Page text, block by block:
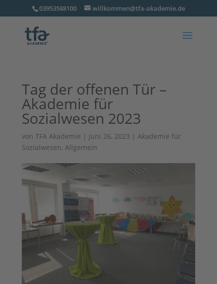
03953588100 willkommen@tfa-akademie.de
Tag der offenen Tür –
Akademie für
Sozialwesen 2023
von TFA Akademie | Juni 26, 2023 | Akademie für
Sozialwesen, Allgemein